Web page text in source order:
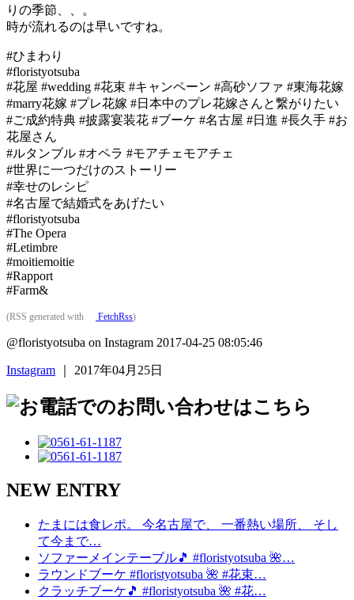
りの季節、、。
時が流れるのは早いですね。
#ひまわり
#floristyotsuba
#花屋 #wedding #花束 #キャンペーン #高砂ソファ #東海花嫁
#marry花嫁 #プレ花嫁 #日本中のプレ花嫁さんと繋がりたい
#ご成約特典 #披露宴装花 #ブーケ #名古屋 #日進 #長久手 #お
花屋さん
#ルタンブル #オペラ #モアチェモアチェ
#世界に一つだけのストーリー
#幸せのレシピ
#名古屋で結婚式をあげたい
#floristyotsuba
#The Opera
#Letimbre
#moitiemoitie
#Rapport
#Farm&
(RSS generated with FetchRss)
@floristyotsuba on Instagram 2017-04-25 08:05:46
Instagram ｜ 2017年04月25日
NEW ENTRY
たまには食レポ。 今名古屋で、 一番熱い場所、 そし
て今まで…
ソファーメインテーブル🎵 #floristyotsuba 🌺…
ラウンドブーケ #floristyotsuba 🌺 #花束…
クラッチブーケ🎵 #floristyotsuba 🌺 #花…